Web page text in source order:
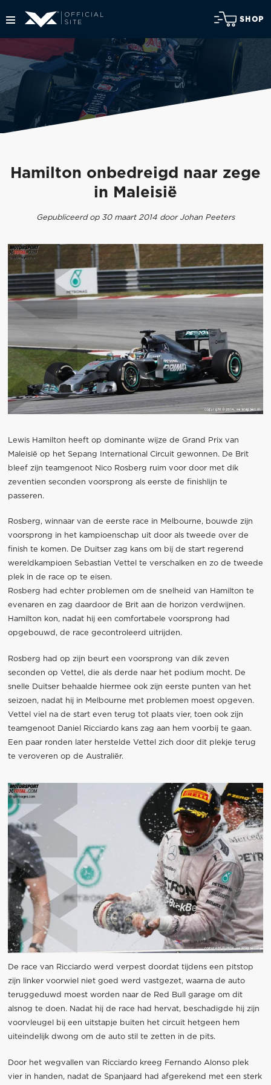
SHOP
Hamilton onbedreigd naar zege
in Maleisië
Gepubliceerd op 30 maart 2014 door Johan Peeters
Lewis Hamilton heeft op dominante wijze de Grand Prix van
Maleisië op het Sepang International Circuit gewonnen. De Brit
bleef zijn teamgenoot Nico Rosberg ruim voor door met dik
zeventien seconden voorsprong als eerste de finishlijn te
passeren.
Rosberg, winnaar van de eerste race in Melbourne, bouwde zijn
voorsprong in het kampioenschap uit door als tweede over de
finish te komen. De Duitser zag kans om bij de start regerend
wereldkampioen Sebastian Vettel te verschalken en zo de tweede
plek in de race op te eisen.
Rosberg had echter problemen om de snelheid van Hamilton te
evenaren en zag daardoor de Brit aan de horizon verdwijnen.
Hamilton kon, nadat hij een comfortabele voorsprong had
opgebouwd, de race gecontroleerd uitrijden.
Rosberg had op zijn beurt een voorsprong van dik zeven
seconden op Vettel, die als derde naar het podium mocht. De
snelle Duitser behaalde hiermee ook zijn eerste punten van het
seizoen, nadat hij in Melbourne met problemen moest opgeven.
Vettel viel na de start even terug tot plaats vier, toen ook zijn
teamgenoot Daniel Ricciardo kans zag aan hem voorbij te gaan.
Een paar ronden later herstelde Vettel zich door dit plekje terug
te veroveren op de Australiër.
De race van Ricciardo werd verpest doordat tijdens een pitstop
zijn linker voorwiel niet goed werd vastgezet, waarna de auto
teruggeduwd moest worden naar de Red Bull garage om dit
alsnog te doen. Nadat hij de race had hervat, beschadigde hij zijn
voorvleugel bij een uitstapje buiten het circuit hetgeen hem
uiteindelijk dwong om de auto stil te zetten in de pits.
Door het wegvallen van Ricciardo kreeg Fernando Alonso plek
vier in handen, nadat de Spanjaard had afgerekend met een sterk